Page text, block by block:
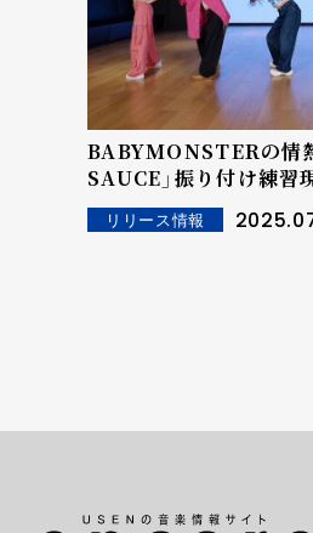
BABYMONSTERの情
SAUCE」振り付け練習
パフォーマンス完成度を
ワールドツアー、8月か
リリース情報